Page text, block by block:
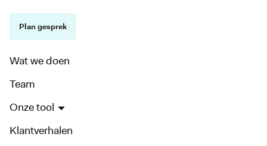
Wat we doen
Team
Onze tool
Klantverhalen
Plan gesprek